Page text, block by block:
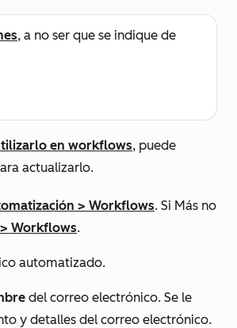
, a no ser que se indique de
en workflows, puede
actualizarlo.
> Workflows. Si Más no
> Workflows.
automatizado.
del correo electrónico. Se le
y detalles del correo electrónico.